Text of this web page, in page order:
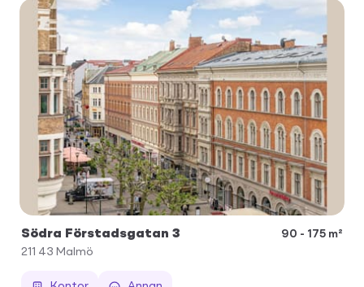
Södra Förstadsgatan 3
90 - 175 m²
211 43 Malmö